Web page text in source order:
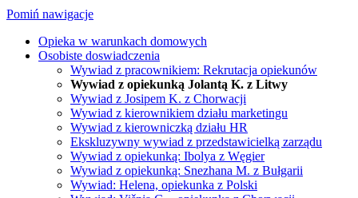
Pomiń nawigacje
Opieka w warunkach domowych
Osobiste doswiadczenia
Wywiad z pracownikiem: Rekrutacja opiekunów
Wywiad z opiekunką Jolantą K. z Litwy
Wywiad z Josipem K. z Chorwacji
Wywiad z kierownikiem działu marketingu
Wywiad z kierowniczką działu HR
Ekskluzywny wywiad z przedstawicielką zarządu
Wywiad z opiekunką: Ibolya z Węgier
Wywiad z opiekunką: Snezhana M. z Bułgarii
Wywiad: Helena, opiekunka z Polski